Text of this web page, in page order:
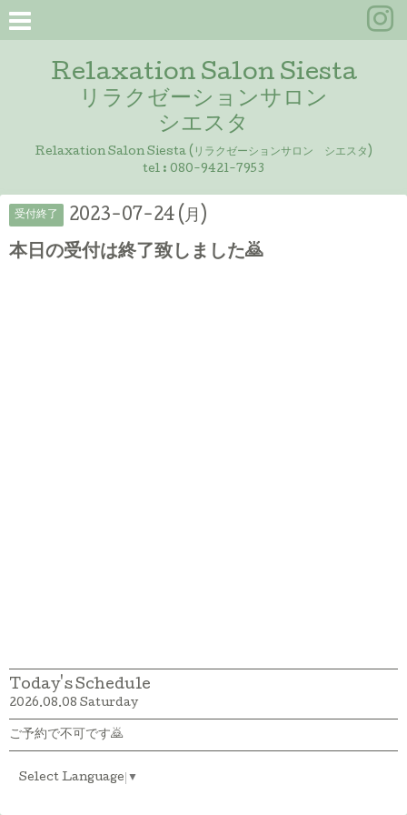
Relaxation Salon Siesta
リラクゼーションサロン
シエスタ
Relaxation Salon Siesta (リラクゼーションサロン シエスタ)
tel : 080-9421-7953
受付終了 2023-07-24 (月)
本日の受付は終了致しました🙇
Today's Schedule
2026.08.08 Saturday
ご予約で不可です🙇
Select Language ▼